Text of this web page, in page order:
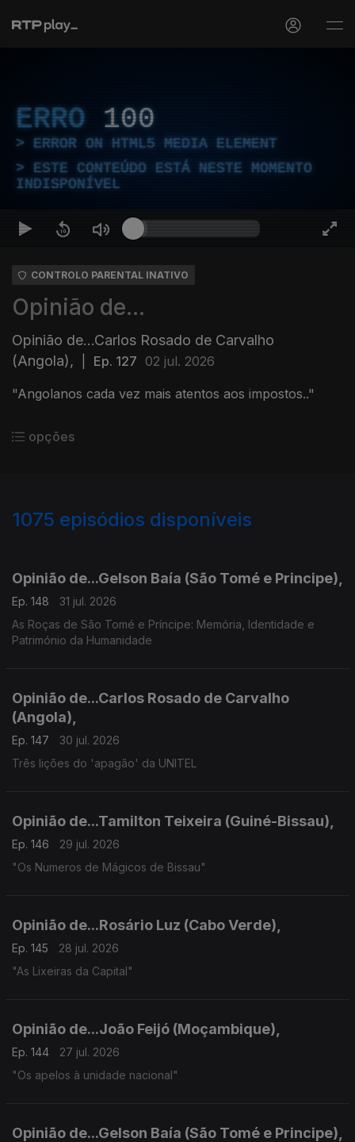
ERRO 100
ERROR ON HTML5 MEDIA ELEMENT
ESTE CONTEÚDO ESTÁ NESTE MOMENTO
INDISPONÍVEL
CONTROLO PARENTAL INATIVO
Opinião de...
Opinião de...Carlos Rosado de Carvalho
(Angola),
Ep. 127 02 jul. 2026
"Angolanos cada vez mais atentos aos impostos.."
opções
1075 episódios disponíveis
Opinião de...Gelson Baía (São Tomé e Principe),
Ep. 148
31 jul. 2026
As Roças de São Tomé e Príncipe: Memória, Identidade e
Património da Humanidade
Opinião de...Carlos Rosado de Carvalho
(Angola),
Ep. 147
30 jul. 2026
Três lições do 'apagão' da UNITEL
Opinião de...Tamilton Teixeira (Guiné-Bissau),
Ep. 146
29 jul. 2026
"Os Numeros de Mágicos de Bissau"
Opinião de...Rosário Luz (Cabo Verde),
Ep. 145
28 jul. 2026
"As Lixeiras da Capital"
Opinião de...João Feijó (Moçambique),
Ep. 144
27 jul. 2026
"Os apelos à unidade nacional"
Opinião de...Gelson Baía (São Tomé e Principe),